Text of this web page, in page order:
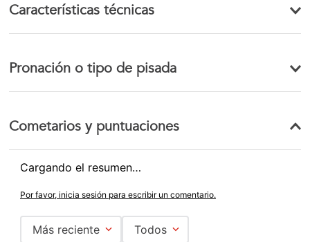
Características técnicas
Pronación o tipo de pisada
Cometarios y puntuaciones
Cargando el resumen…
Por favor, inicia sesión para escribir un comentario.
Más reciente
Todos